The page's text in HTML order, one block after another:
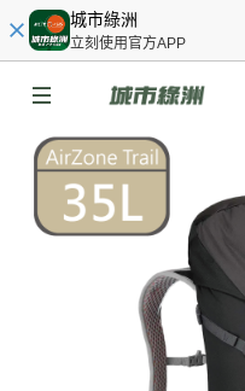
城市綠洲
立刻使用官方APP